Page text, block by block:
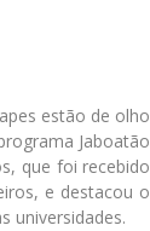
estão de olho
Jaboatão
que foi recebido
e destacou o
universidades.